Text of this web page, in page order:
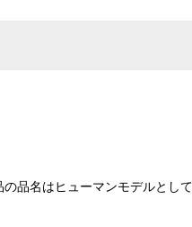
品名はヒューマンモデルとし